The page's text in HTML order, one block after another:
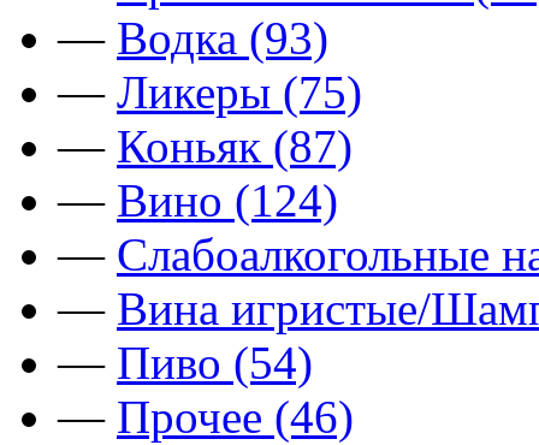
— Водка (93)
— Ликеры (75)
— Коньяк (87)
— Вино (124)
— Слабоалкогольные
— Вина игристые/
— Пиво (54)
— Прочее (46)